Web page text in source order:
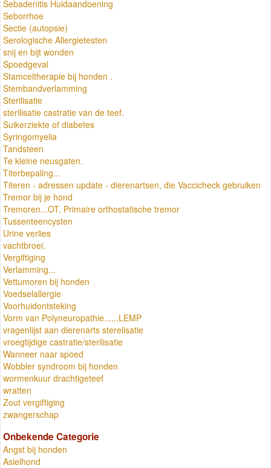
Sebadenitis Huidaandoening
Seborrhoe
Sectie (autopsie)
Serologische Allergietesten
snij en bijt wonden
Spoedgeval
Stamceltherapie bij honden .
Stembandverlamming
Sterilisatie
sterilisatie castratie van de teef.
Suikerziekte of diabetes
Syringomyelia
Tandsteen
Te kleine neusgaten.
Titerbepaling...
Titeren - adressen update - dierenartsen, die Vaccicheck gebruiken
Tremor bij je hond
Tremoren...OT. Primaire orthostatische tremor
Tussenteencysten
Urine verlies
vachtbroei.
Vergiftiging
Verlamming...
Vettumoren bij honden
Voedselallergie
Voorhuidontsteking
Vorm van Polyneuropathie......LEMP
vragenlijst aan dierenarts sterelisatie
vroegtijdige castratie/sterilisatie
Wanneer naar spoed
Wobbler syndroom bij honden
wormenkuur drachtigeteef
wratten
Zout vergiftiging
zwangerschap
Onbekende Categorie
Angst bij honden
Asielhond